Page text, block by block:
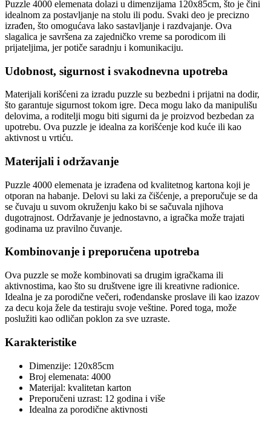
Puzzle 4000 elemenata dolazi u dimenzijama 120x85cm, što je čini
idealnom za postavljanje na stolu ili podu. Svaki deo je precizno
izrađen, što omogućava lako sastavljanje i razdvajanje. Ova
slagalica je savršena za zajedničko vreme sa porodicom ili
prijateljima, jer potiče saradnju i komunikaciju.
Udobnost, sigurnost i svakodnevna upotreba
Materijali korišćeni za izradu puzzle su bezbedni i prijatni na dodir,
što garantuje sigurnost tokom igre. Deca mogu lako da manipulišu
delovima, a roditelji mogu biti sigurni da je proizvod bezbedan za
upotrebu. Ova puzzle je idealna za korišćenje kod kuće ili kao
aktivnost u vrtiću.
Materijali i održavanje
Puzzle 4000 elemenata je izrađena od kvalitetnog kartona koji je
otporan na habanje. Delovi su laki za čišćenje, a preporučuje se da
se čuvaju u suvom okruženju kako bi se sačuvala njihova
dugotrajnost. Održavanje je jednostavno, a igračka može trajati
godinama uz pravilno čuvanje.
Kombinovanje i preporučena upotreba
Ova puzzle se može kombinovati sa drugim igračkama ili
aktivnostima, kao što su društvene igre ili kreativne radionice.
Idealna je za porodične večeri, rođendanske proslave ili kao izazov
za decu koja žele da testiraju svoje veštine. Pored toga, može
poslužiti kao odličan poklon za sve uzraste.
Karakteristike
Dimenzije: 120x85cm
Broj elemenata: 4000
Materijal: kvalitetan karton
Preporučeni uzrast: 12 godina i više
Idealna za porodične aktivnosti